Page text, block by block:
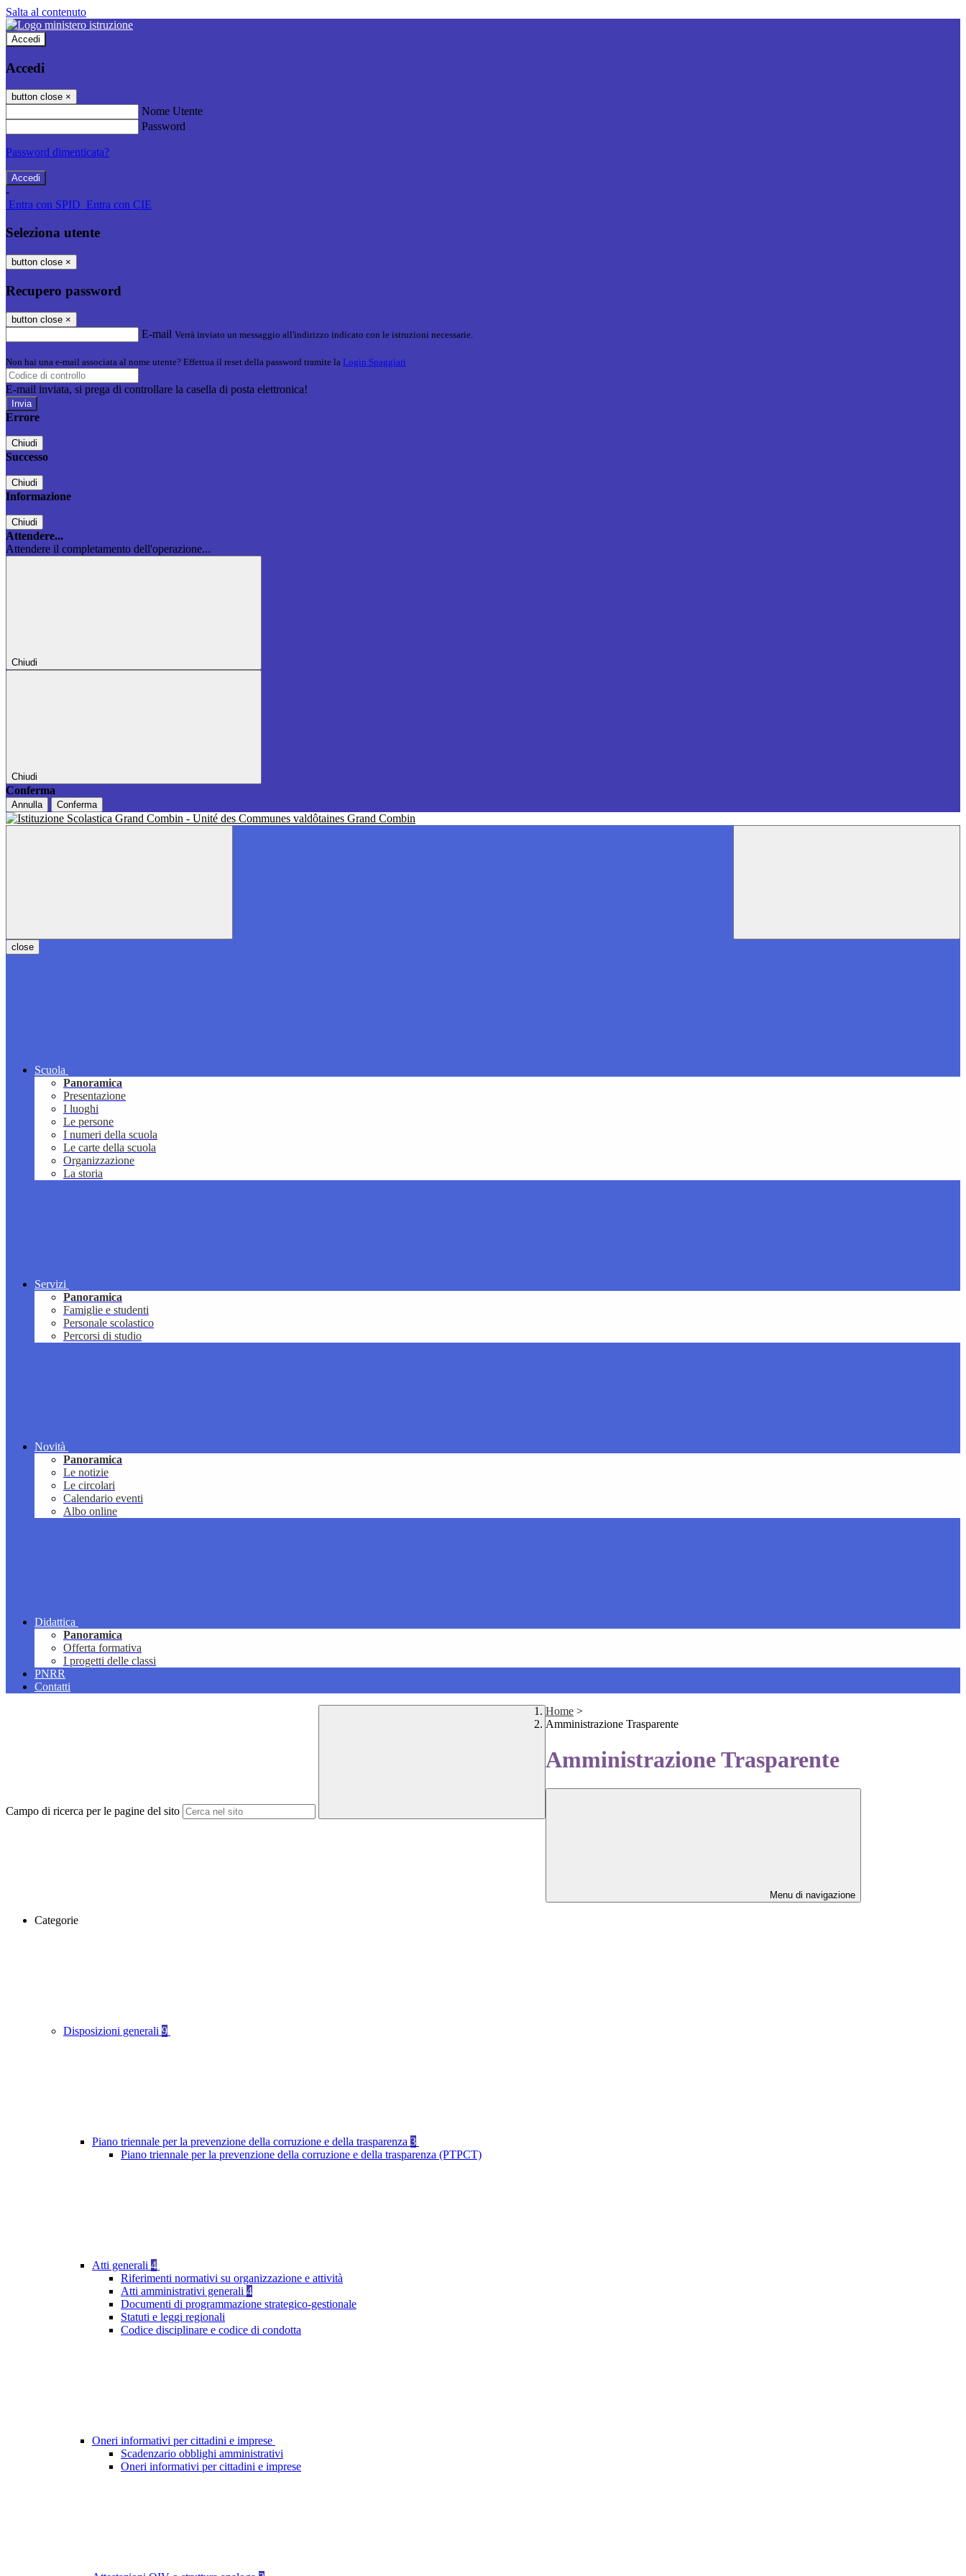
Salta al contenuto
Accedi
Accedi
button close ×
Nome Utente
Password
Password dimenticata?
-
Entra con SPID Entra con CIE
Seleziona utente
button close ×
Recupero password
button close ×
E-mail Verrà inviato un messaggio all'indirizzo indicato con le istruzioni necessarie.
Non hai una e-mail associata al nome utente? Effettua il reset della password tramite la Login Spaggiari
E-mail inviata, si prega di controllare la casella di posta elettronica!
Errore
Chiudi
Successo
Chiudi
Informazione
Chiudi
Attendere...
Attendere il completamento dell'operazione...
Chiudi
Chiudi
Conferma
Annulla Conferma
close
Scuola
Panoramica
Presentazione
I luoghi
Le persone
I numeri della scuola
Le carte della scuola
Organizzazione
La storia
Servizi
Panoramica
Famiglie e studenti
Personale scolastico
Percorsi di studio
Novità
Panoramica
Le notizie
Le circolari
Calendario eventi
Albo online
Didattica
Panoramica
Offerta formativa
I progetti delle classi
PNRR
Contatti
Campo di ricerca per le pagine del sito
Home >
Amministrazione Trasparente
Amministrazione Trasparente
Menu di navigazione
Categorie
Disposizioni generali 9
Piano triennale per la prevenzione della corruzione e della trasparenza 3
Piano triennale per la prevenzione della corruzione e della trasparenza (PTPCT)
Atti generali 4
Riferimenti normativi su organizzazione e attività
Atti amministrativi generali 4
Documenti di programmazione strategico-gestionale
Statuti e leggi regionali
Codice disciplinare e codice di condotta
Oneri informativi per cittadini e imprese
Scadenzario obblighi amministrativi
Oneri informativi per cittadini e imprese